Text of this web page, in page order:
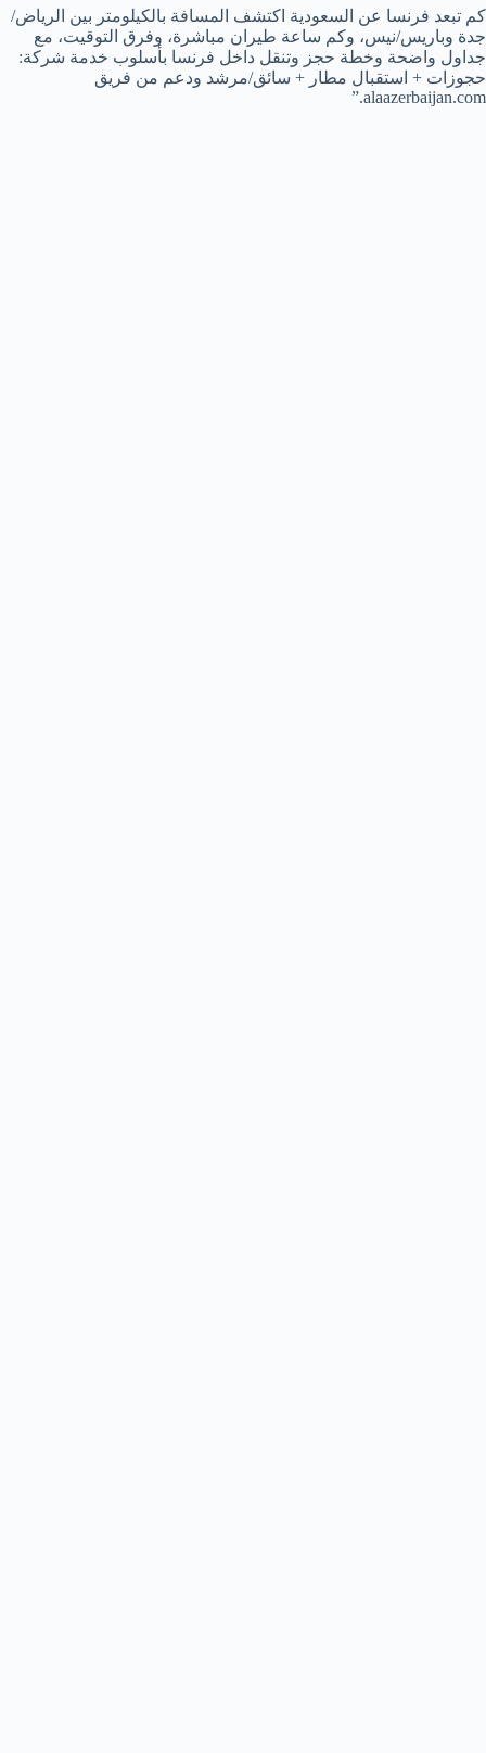
كم تبعد فرنسا عن السعودية اكتشف المسافة بالكيلومتر بين الرياض/
جدة وباريس/نيس، وكم ساعة طيران مباشرة، وفرق التوقيت، مع
جداول واضحة وخطة حجز وتنقل داخل فرنسا بأسلوب خدمة شركة:
حجوزات + استقبال مطار + سائق/مرشد ودعم من فريق
alaazerbaijan.com.”